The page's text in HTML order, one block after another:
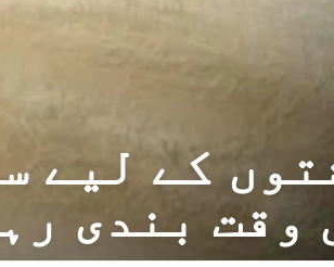
کے لیے
وقت بندی